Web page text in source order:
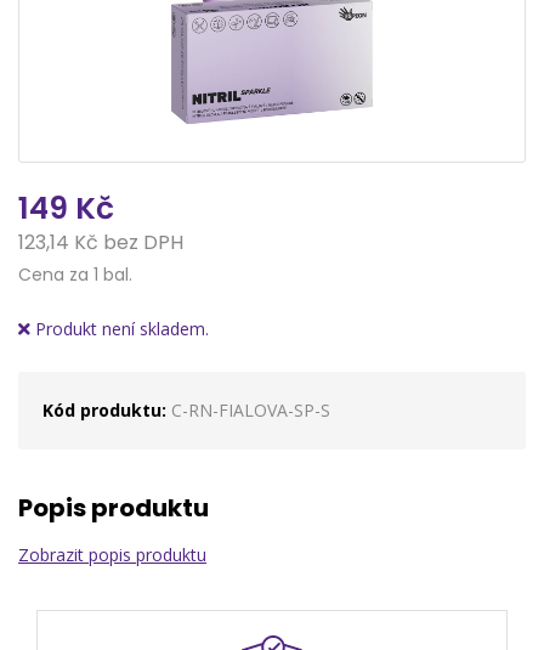
149 Kč
123,14 Kč bez DPH
Cena za 1 bal.
Produkt není skladem.
Kód produktu: C-RN-FIALOVA-SP-S
Popis produktu
Zobrazit popis produktu